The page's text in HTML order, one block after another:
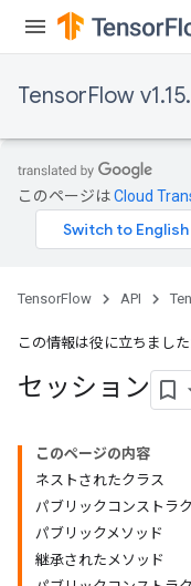
TensorFlow
このページはCloud
TensorFlow API
この情報は役に立ちました
セッション
このページの内容
ネストされたクラス
パブリックコンストラ
パブリックメソッド
継承されたメソッド